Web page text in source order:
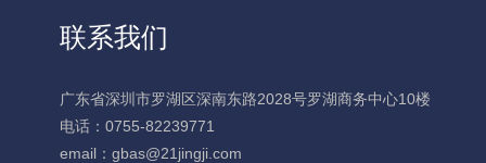
联系我们
广东省深圳市罗湖区深南东路2028号罗湖商务中心10楼
电话：0755-82239771
email：gbas@21jingji.com